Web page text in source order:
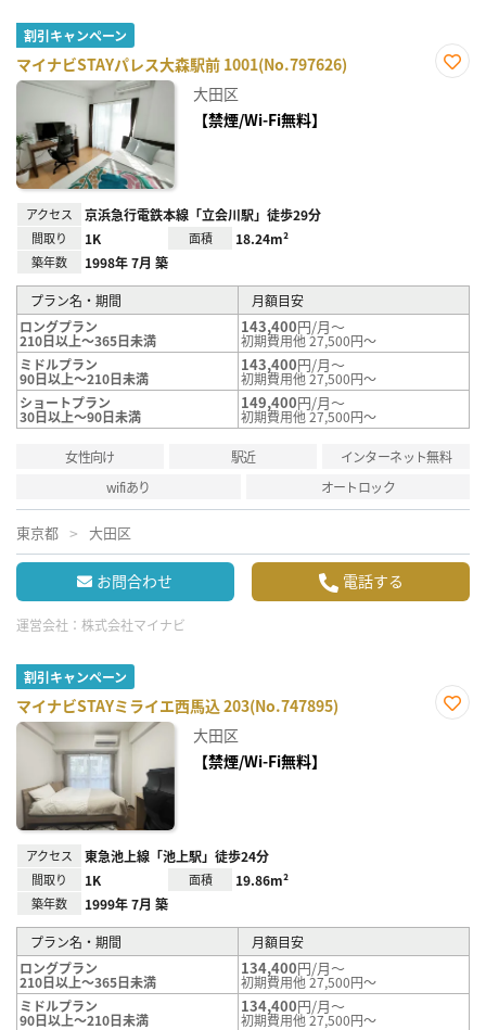
割引キャンペーン
マイナビSTAYパレス大森駅前 1001(No.797626)
大田区
【禁煙/Wi-Fi無料】
アクセス 京浜急行電鉄本線「立会川駅」徒歩29分
間取り 1K 面積 18.24m²
築年数 1998年 7月 築
プラン名・期間
月額目安
ロングプラン
210日以上～365日未満
143,400円/月～
初期費用他 27,500円～
ミドルプラン
90日以上～210日未満
143,400円/月～
初期費用他 27,500円～
ショートプラン
30日以上～90日未満
149,400円/月～
初期費用他 27,500円～
女性向け 駅近
インターネット無料
wifiあり
オートロック
東京都 大田区
お問合わせ 電話する
運営会社： 株式会社マイナビ
割引キャンペーン
マイナビSTAYミライエ西馬込 203(No.747895)
大田区
【禁煙/Wi-Fi無料】
アクセス 東急池上線「池上駅」徒歩24分
間取り 1K 面積 19.86m²
築年数 1999年 7月 築
プラン名・期間
月額目安
ロングプラン
210日以上～365日未満
134,400円/月～
初期費用他 27,500円～
ミドルプラン
90日以上～210日未満
134,400円/月～
初期費用他 27,500円～